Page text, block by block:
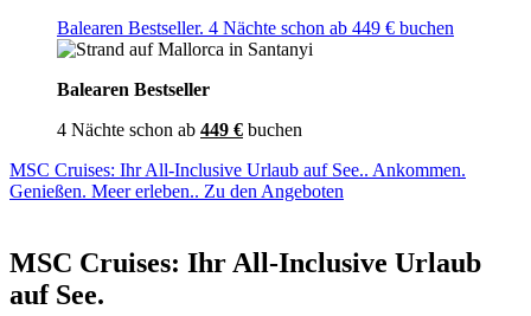
Balearen Bestseller. 4 Nächte schon ab 449 € buchen
Balearen Bestseller
4 Nächte schon ab 449 € buchen
MSC Cruises: Ihr All-Inclusive Urlaub auf See.. Ankommen.
Genießen. Meer erleben.. Zu den Angeboten
MSC Cruises: Ihr All-Inclusive Urlaub
auf See.